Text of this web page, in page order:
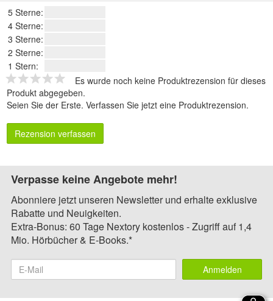
5 Sterne:
4 Sterne:
3 Sterne:
2 Sterne:
1 Stern:
Es wurde noch keine Produktrezension für dieses
Produkt abgegeben.
Seien Sie der Erste. Verfassen Sie jetzt eine Produktrezension.
Rezension verfassen
Verpasse keine Angebote mehr!
Abonniere jetzt unseren Newsletter und erhalte exklusive
Rabatte und Neuigkeiten.
Extra-Bonus: 60 Tage Nextory kostenlos - Zugriff auf 1,4
Mio. Hörbücher & E-Books.*
Anmelden